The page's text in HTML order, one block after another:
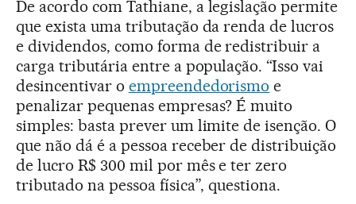
De acordo com Tathiane, a legislação permite
que exista uma tributação da renda de lucros
e dividendos, como forma de redistribuir a
carga tributária entre a população. “Isso vai
desincentivar o empreendedorismo e
penalizar pequenas empresas? É muito
simples: basta prever um limite de isenção. O
que não dá é a pessoa receber de distribuição
de lucro R$ 300 mil por mês e ter zero
tributado na pessoa física”, questiona.